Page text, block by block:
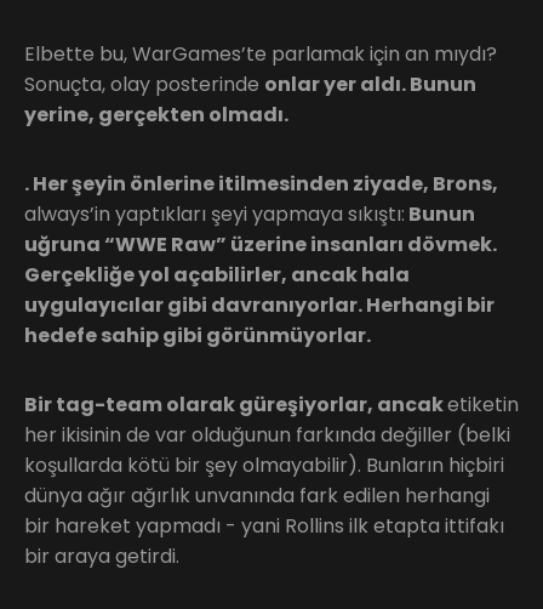
Elbette bu, WarGames’te parlamak için an mıydı?
Sonuçta, olay posterinde onlar yer aldı. Bunun
yerine, gerçekten olmadı.
. Her şeyin önlerine itilmesinden ziyade, Brons,
always’in yaptıkları şeyi yapmaya sıkıştı: Bunun
uğruna “WWE Raw” üzerine insanları dövmek.
Gerçekliğe yol açabilirler, ancak hala
uygulayıcılar gibi davranıyorlar. Herhangi bir
hedefe sahip gibi görünmüyorlar.
Bir tag-team olarak güreşiyorlar, ancaketiketin
her ikisinin de var olduğunun farkında değiller (belki
koşullarda kötü bir şey olmayabilir). Bunların hiçbiri
dünya ağır ağırlık unvanında fark edilen herhangi
bir hareket yapmadı - yani Rollins ilk etapta ittifakı
bir araya getirdi.